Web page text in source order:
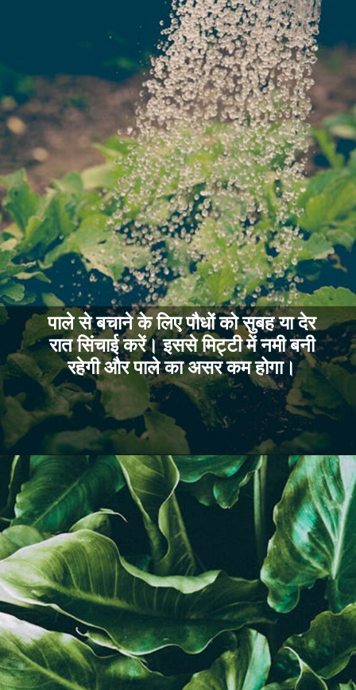
पाले से बचाने के लिए पौधों को सुबह या देर
रात सिंचाई करें। इससे मिट्टी में नमी बनी
रहेगी और पाले का असर कम होगा।